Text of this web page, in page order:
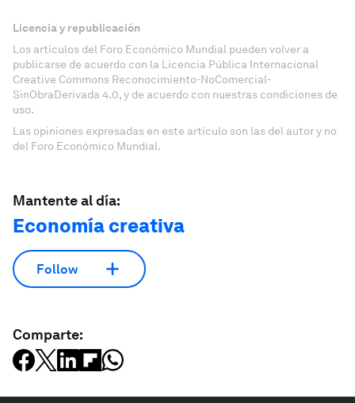
Licencia y republicación
Los artículos del Foro Económico Mundial pueden volver a
publicarse de acuerdo con la Licencia Pública Internacional
Creative Commons Reconocimiento-NoComercial-
SinObraDerivada 4.0, y de acuerdo con nuestras condiciones de
uso.
Las opiniones expresadas en este artículo son las del autor y no
del Foro Económico Mundial.
Mantente al día:
Economía creativa
Follow
Comparte: